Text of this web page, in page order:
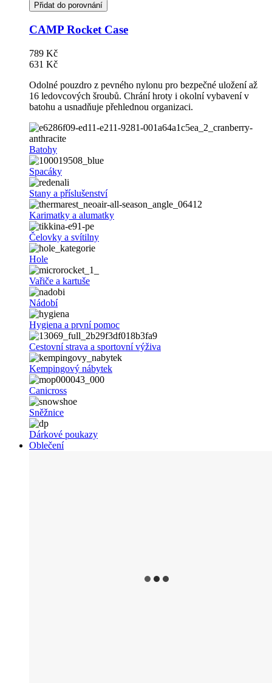
Přidat do porovnání
CAMP Rocket Case
789 Kč
631 Kč
Odolné pouzdro z pevného nylonu pro bezpečné uložení až
16 ledovcových šroubů. Chrání hroty i okolní vybavení v
batohu a usnadňuje přehlednou organizaci.
Batohy
Spacáky
Stany a příslušenství
Karimatky a alumatky
Čelovky a svítilny
Hole
Vařiče a kartuše
Nádobí
Hygiena a první pomoc
Cestovní strava a sportovní výživa
Kempingový nábytek
Canicross
Sněžnice
Dárkové poukazy
Oblečení